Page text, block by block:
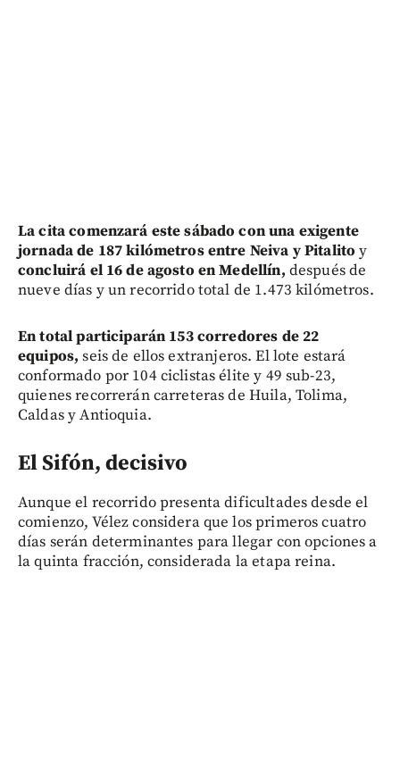
La cita comenzará este sábado con una exigente
jornada de 187 kilómetros entre Neiva y Pitalito y
concluirá el 16 de agosto en Medellín, después de
nueve días y un recorrido total de 1.473 kilómetros.
En total participarán 153 corredores de 22
equipos,seis de ellos extranjeros. El lote estará
conformado por 104 ciclistas élite y 49 sub-23,
quienes recorrerán carreteras de Huila, Tolima,
Caldas y Antioquia.
El Sifón, decisivo
Aunque el recorrido presenta dificultades desde el
comienzo, Vélez considera que los primeros cuatro
días serán determinantes para llegar con opciones a
la quinta fracción, considerada la etapa reina.